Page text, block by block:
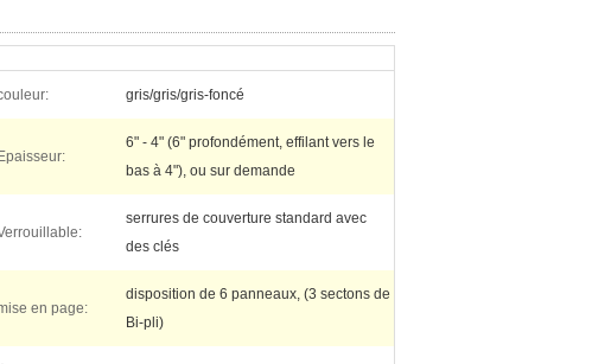
gris/gris/gris-foncé
Epaisseur:
6" - 4" (6" profondément, effilant vers le
bas à 4"), ou sur demande
serrures de couverture standard avec
des clés
en page:
disposition de 6 panneaux, (3 sectons de
Bi-pli)